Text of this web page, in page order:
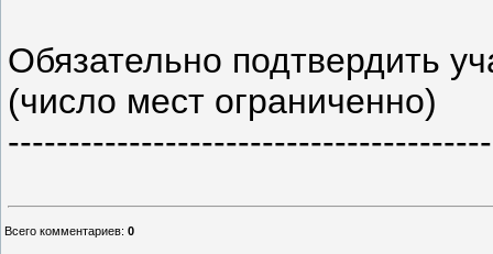
Обязательно подтвердить
(число мест ограниченно)
Всего комментариев: 0